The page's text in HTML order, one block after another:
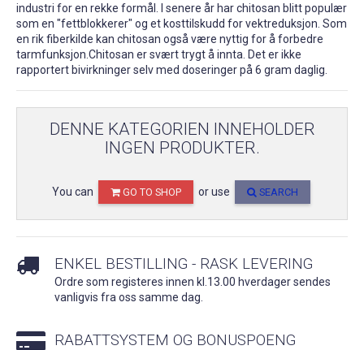
industri for en rekke formål. I senere år har chitosan blitt populær
som en "fettblokkerer" og et kosttilskudd for vektreduksjon. Som
en rik fiberkilde kan chitosan også være nyttig for å forbedre
tarmfunksjon.Chitosan er svært trygt å innta. Det er ikke
rapportert bivirkninger selv med doseringer på 6 gram daglig.
DENNE KATEGORIEN INNEHOLDER
INGEN PRODUKTER.
You can GO TO SHOP or use SEARCH
ENKEL BESTILLING - RASK LEVERING
Ordre som registeres innen kl.13.00 hverdager sendes
vanligvis fra oss samme dag.
RABATTSYSTEM OG BONUSPOENG